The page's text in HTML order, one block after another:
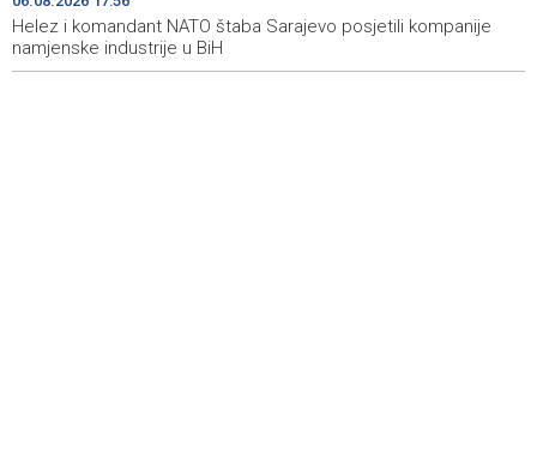
09:07
Aktivan požar kod Konjica, u gašenju sudjelovali Air
Tractor i helikopter OS-a BiH
Helez i komandant NATO štaba Sarajevo posjetili kompanije
namjenske industrije u BiH